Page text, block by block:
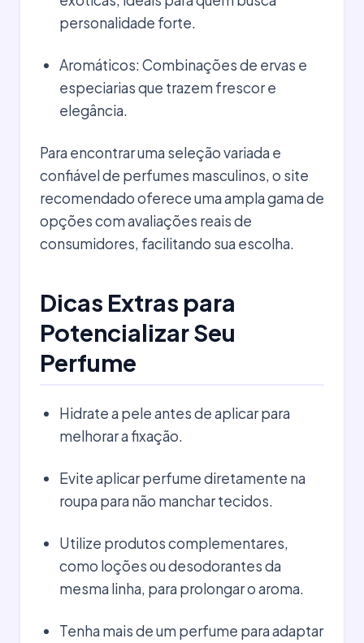
personalidade forte.
Aromáticos: Combinações de ervas e
especiarias que trazem frescor e
elegância.
Para encontrar uma seleção variada e
confiável de perfumes masculinos, o site
recomendado oferece uma ampla gama de
opções com avaliações reais de
consumidores, facilitando sua escolha.
Dicas Extras para
Potencializar Seu
Perfume
Hidrate a pele antes de aplicar para
melhorar a fixação.
Evite aplicar perfume diretamente na
roupa para não manchar tecidos.
Utilize produtos complementares,
como loções ou desodorantes da
mesma linha, para prolongar o aroma.
Tenha mais de um perfume para adaptar